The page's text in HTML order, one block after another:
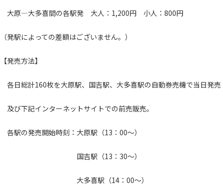
大原―大多喜間の各駅発 大人：1,200円 小人：800円
（発駅によっての差額はございません。）
【発売方法】
各日総計160枚を大原駅、国吉駅、大多喜駅の自動券売機で当日発売
及び下記インターネットサイトでの前売販売。
各駅の発売開始時刻：大原駅（13：00～）
国吉駅（13：30～）
大多喜駅（14：00～）